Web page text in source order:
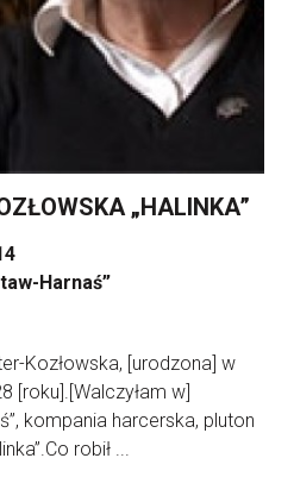
„HALINKA”
Harnaś”
Kozłowska, [urodzona] w
[roku].[Walczyłam w]
kompania harcerska, pluton
robił ...